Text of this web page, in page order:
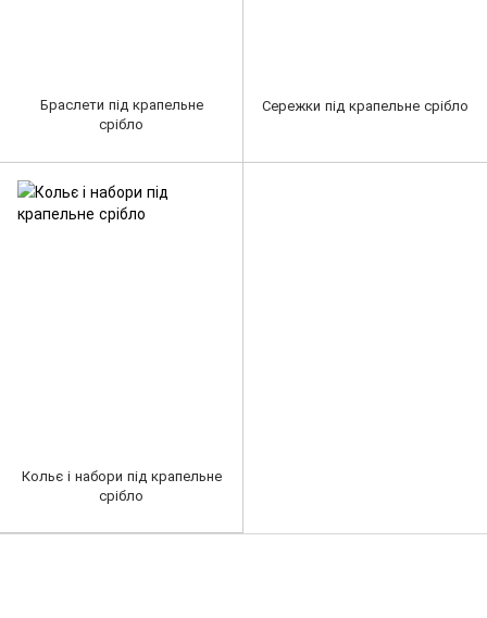
Браслети під крапельне
срібло
Сережки під крапельне срібло
Кольє і набори під крапельне
срібло